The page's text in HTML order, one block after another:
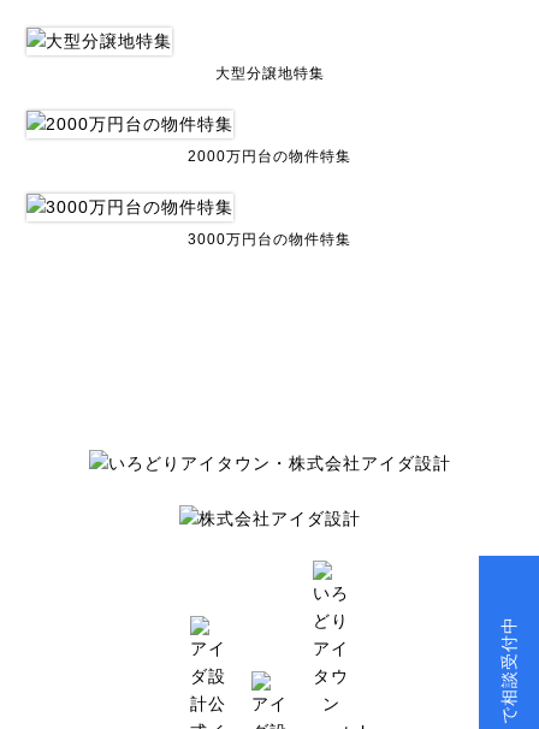
大型分譲地特集
2000万円台の物件特集
3000万円台の物件特集